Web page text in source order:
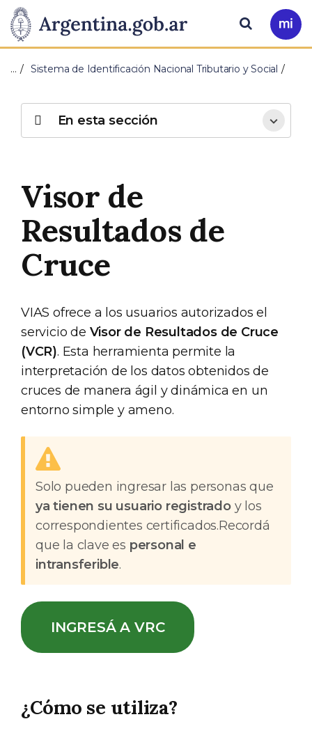
Presidencia
de
Nación
Pasar al contenido principal
Ir
a
Buscar
… Sistema de Identificación Nacional Tributario y Social
Visor de
Resultados de
Cruce
VIAS ofrece a los usuarios autorizados el
servicio de Visor de Resultados de Cruce
(VCR). Esta herramienta permite la
interpretación de los datos obtenidos de
cruces de manera ágil y dinámica en un
entorno simple y ameno.
Solo pueden ingresar las personas que
ya tienen su usuario registradoy los
correspondientes certificados.Recordá
que la clave es personal e
intransferible.
INGRESÁ A VRC
¿Cómo se utiliza?
En esta sección